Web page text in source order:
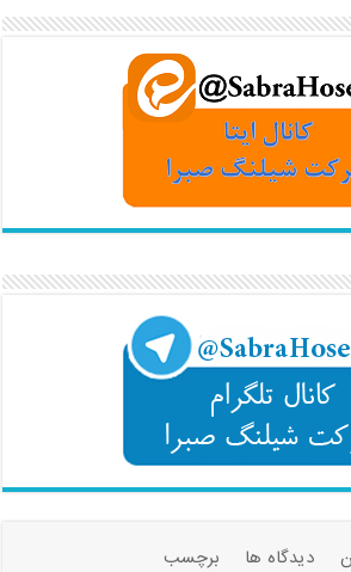
دیدگاه ها
برچسب